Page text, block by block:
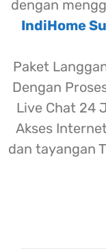
dengan
IndiHome
Paket
Dengan
Live Chat 24
Akses
dan tayangan